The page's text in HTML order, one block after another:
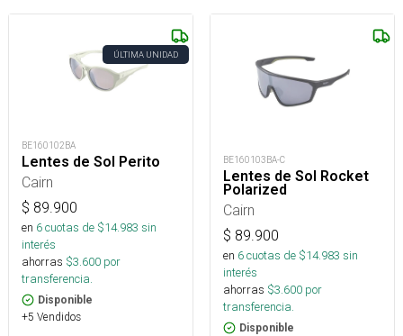
ÚLTIMA UNIDAD
BE160102BA
Lentes de Sol Perito
Cairn
$ 89.900
en 6cuotas de $14.983 sin
interés
ahorras $3.600 por
transferencia.
Disponible
+5 Vendidos
BE160103BA-C
Lentes de Sol Rocket
Polarized
Cairn
$ 89.900
en 6cuotas de $14.983 sin
interés
ahorras $3.600 por
transferencia.
Disponible